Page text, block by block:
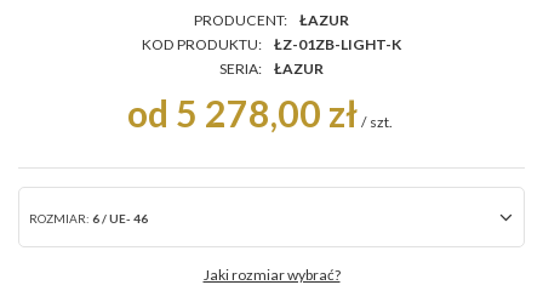
PRODUCENT:
ŁAZUR
KOD PRODUKTU:
ŁZ-01ZB-LIGHT-K
SERIA:
ŁAZUR
od 5 278,00 zł / szt.
ROZMIAR: 6 / UE- 46
Jaki rozmiar wybrać?